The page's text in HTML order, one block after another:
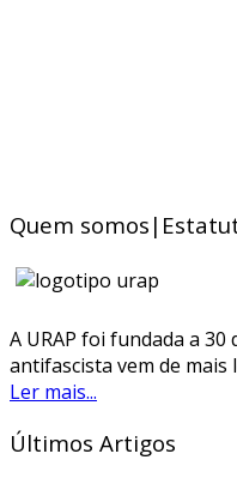
Quem
A URAP foi fundada a
antifascista vem de mais
Ler mais...
Últimos Artigos